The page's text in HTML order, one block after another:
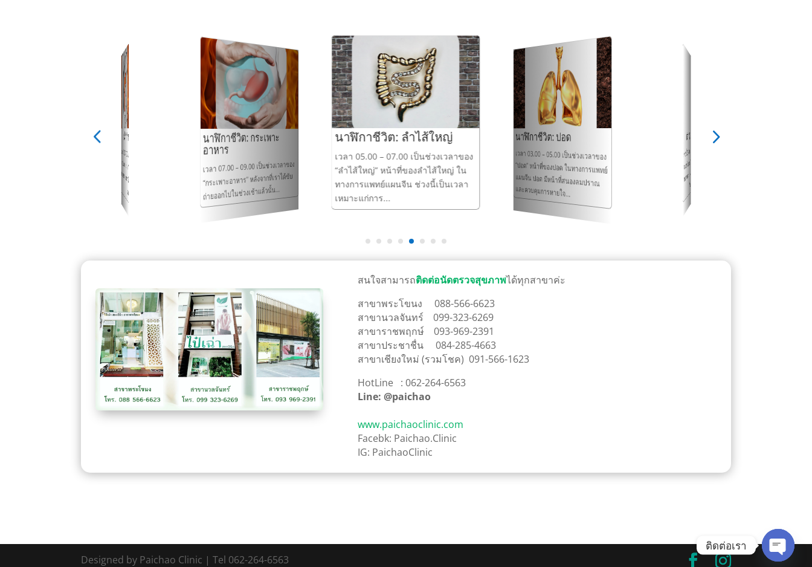
นาฬิกาชีวิต: ม้าม
เวลา 09.00 – 11.00 เป็นช่วงเวลาของ
“ม้าม” ม้าม ในทางแพทย์จีน เป็นอวัยวะ
ที่สำคัญอันดับ 2 ในร่างกายของเราเลย
นะคะ...
นาฬิกาชีวิต: กระเพาะ
อาหาร
เวลา 07.00 – 09.00 เป็นช่วงเวลาของ
“กระเพาะอาหาร” หลังจากที่เราได้ขับ
ถ่ายออกไปในช่วงเช้าแล้วนั้น...
นาฬิกาชีวิต: ลำไส้ใหญ่
เวลา 05.00 – 07.00 เป็นช่วงเวลาของ
“ลำไส้ใหญ่” หน้าที่ของลำไส้ใหญ่ ใน
ทางการแพทย์แผนจีน ช่วงนี้เป็นเวลา
เหมาะแก่การ...
นาฬิกาชีวิต: ปอด
เวลา 03.00 – 05.00 เป็นช่วงเวลาของ
“ปอด” หน้าที่ของปอด ในทางการแพทย์
แผนจีน ปอด มีหน้าที่สนองลมปราณ
และควบคุมการหายใจ...
นาฬิกาชีวิต: ตับ
เวลา 01.00 – 03.00 เป็นช่วงเวลาของ
“ตับ” หน้าที่ของตับ ในทางการแพทย์
แผนจีน ในศาสตร์การแพทย์แผนจีน
นั้น “ตับ”...
สนใจสามารถติดต่อนัดตรวจสุขภาพได้ทุกสาขาค่ะ
สาขาพระโขนง 088-566-6623
สาขานวลจันทร์ 099-323-6269
สาขาราชพฤกษ์ 093-969-2391
สาขาประชาชื่น 084-285-4663
สาขาเชียงใหม่ (รวมโชค) 091-566-1623
HotLine : 062-264-6563
Line: @paichao
www.paichaoclinic.com
Facebk: Paichao.Clinic
IG: PaichaoClinic
Designed by Paichao Clinic | Tel 062-264-6563
ติดต่อเรา